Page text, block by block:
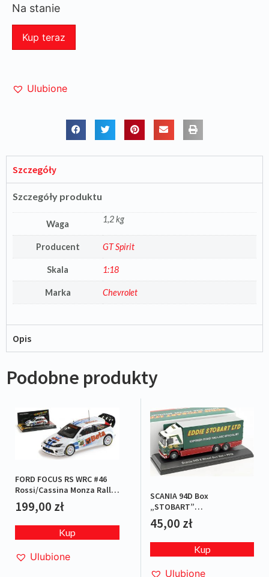
Na stanie
Kup teraz
Ulubione
Szczegóły
Szczegóły produktu
Waga 1,2 kg
Producent GT Spirit
Skala 1:18
Marka Chevrolet
Opis
Podobne produkty
FORD FOCUS RS WRC #46
Rossi/Cassina Monza Rally
2007 L.E.1/1008
199,00 zł
Kup
Ulubione
SCANIA 94D Box
„STOBART”
Green/Red/White
45,00 zł
Kup
Ulubione